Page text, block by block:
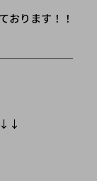
おります！！